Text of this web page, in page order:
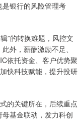
银行的风险管理考
”的转换难题，风控文
外，薪酬激励不足、
依托资金、客户优势聚
快科技赋能，提升投研
的关键所在，后续重点
基金联动，发力科创